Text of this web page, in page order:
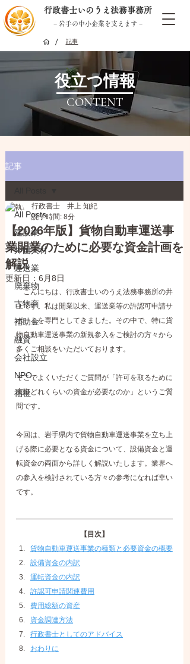
/ 記事
行政書士いのうえ法務事務所
− 岩手の中小企業を支えます −
役立つ情報
CONTENT
記事
All Posts
建設業
外国人材
運送業
廃棄物
古物商
補助金
融資
会社設立
NPO
福祉
【2026年版】貨物自動車運送事
業開業のために必要な資金計画を
解説
行政書士 井上 知紀
読了時間: 8分
更新日： 6月8日
こんにちは、行政書士いのうえ法務事務所の井
上です。私は開業以来、運送業等の許認可申請サ
ポートを専門としてきました。その中で、特に貨
物自動車運送事業の新規参入をご検討の方々から
多くご相談をいただいております。
そこでよくいただくご質問が「許可を取るために
実際どれくらいの資金が必要なのか」というご質
問です。
今回は、岩手県内で貨物自動車運送事業を立ち上
げる際に必要となる資金について、設備資金と運
転資金の両面から詳しく解説いたします。業界へ
の参入を検討されている方々の参考になれば幸い
です。
【目次】
貨物自動車運送事業の種類と必要資金の概要
設備資金の内訳
運転資金の内訳
許認可申請関連費用
費用総額の資産
資金調達方法
行政書士としてのアドバイス
おわりに